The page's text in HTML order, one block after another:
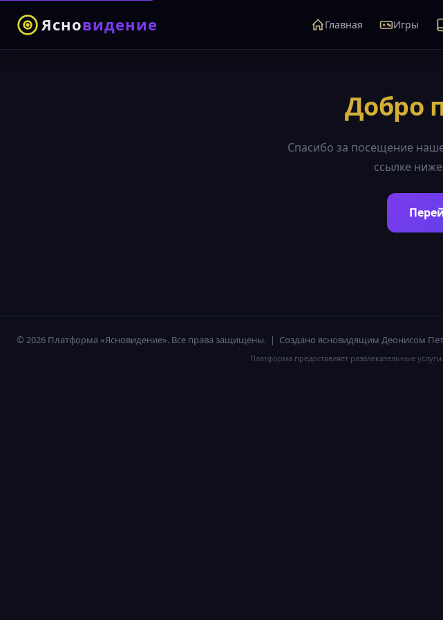
Ясновидение Главная Игры
Добро
Спасибо за посещение
ссылке
© 2026 Платформа «Ясновидение». Все права защищены. | Создано ясновидящим Деонисом
Платформа предоставляет развлекательные